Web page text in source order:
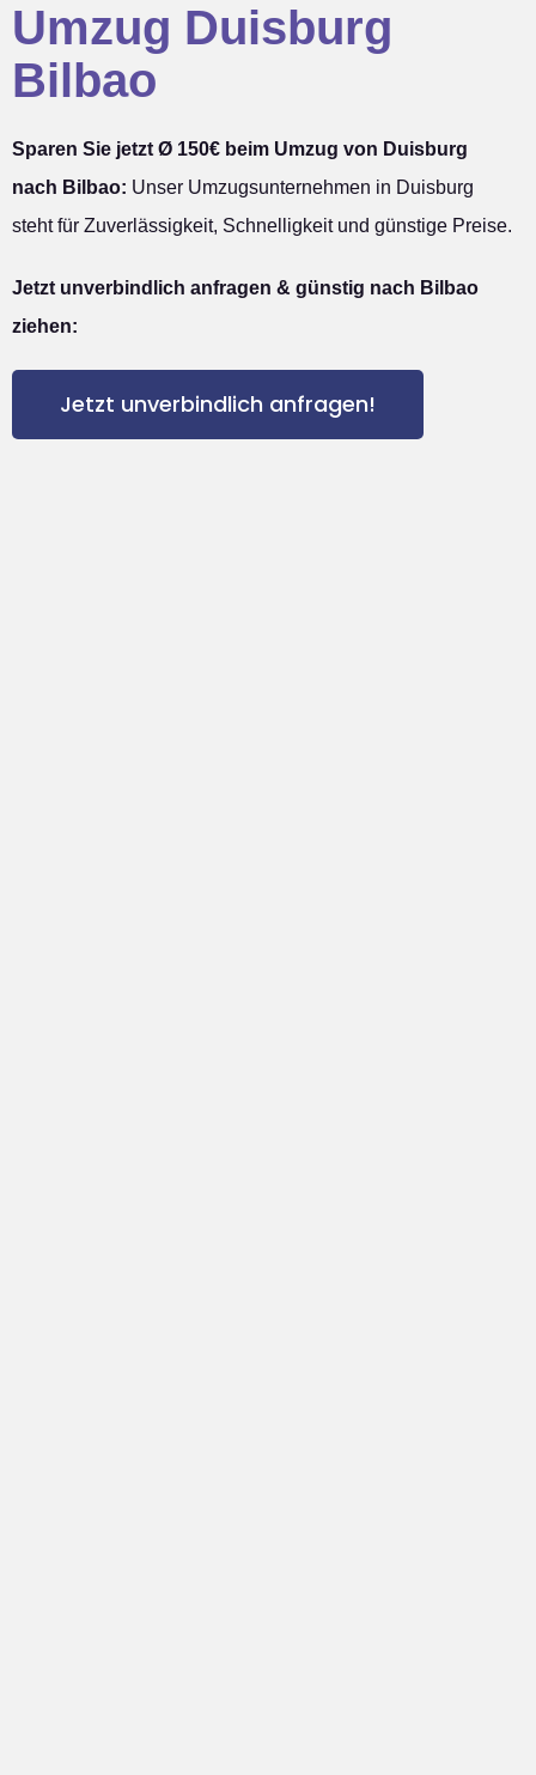
Umzug Duisburg
Bilbao
Sparen Sie jetzt Ø 150€ beim Umzug von Duisburg
nach Bilbao: Unser Umzugsunternehmen in Duisburg
steht für Zuverlässigkeit, Schnelligkeit und günstige Preise.
Jetzt unverbindlich anfragen & günstig nach Bilbao
ziehen:
Jetzt unverbindlich anfragen!